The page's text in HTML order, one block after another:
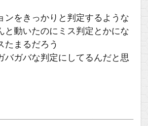
ンをきっかりと判定するような
と動いたのにミス判定とかにな
たまるだろう
バガバな判定にしてるんだと思